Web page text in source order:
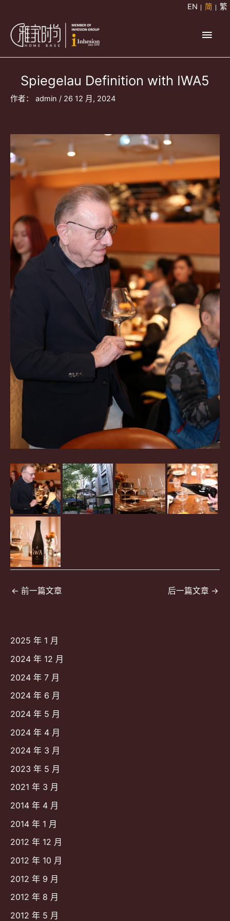
EN 简 繁
主
菜
单
2025 年 1 月
2024 年 12 月
2024 年 7 月
2024 年 6 月
2024 年 5 月
2024 年 4 月
2024 年 3 月
2023 年 5 月
2021 年 3 月
2014 年 4 月
2014 年 1 月
2012 年 12 月
2012 年 10 月
2012 年 9 月
2012 年 8 月
2012 年 5 月
Spiegelau Definition with IWA5
作者： admin / 26 12 月, 2024
文
← 前一篇文章 后一篇文章 →